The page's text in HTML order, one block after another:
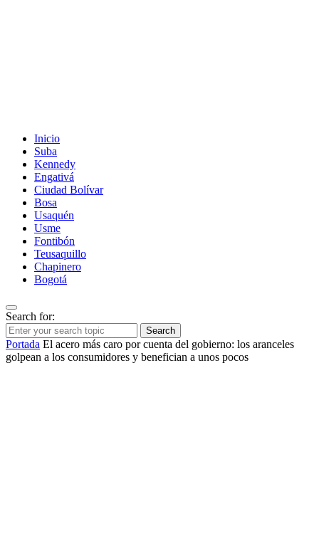
Inicio
Suba
Kennedy
Engativá
Ciudad Bolívar
Bosa
Usaquén
Usme
Fontibón
Teusaquillo
Chapinero
Bogotá
Search for:
Search
Portada El acero más caro por cuenta del gobierno: los aranceles
golpean a los consumidores y benefician a unos pocos